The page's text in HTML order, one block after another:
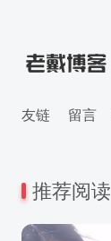
友链 留言
推荐阅读